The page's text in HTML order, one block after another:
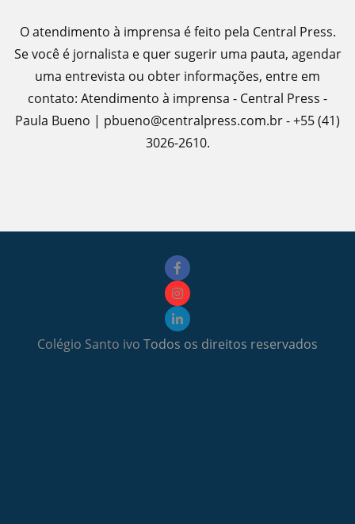
O atendimento à imprensa é feito pela Central Press.
Se você é jornalista e quer sugerir uma pauta, agendar
uma entrevista ou obter informações, entre em
contato: Atendimento à imprensa - Central Press -
Paula Bueno | pbueno@centralpress.com.br - +55 (41)
3026-2610.
Colégio Santo ivo Todos os direitos reservados